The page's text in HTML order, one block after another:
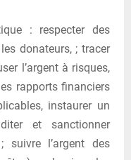
: respecter des
donateurs, ; tracer
l’argent à risques,
rapports financiers
instaurer un
et sanctionner
suivre l’argent des